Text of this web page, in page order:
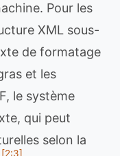
Pour les
XML sous-
de formatage
et les
le système
qui peut
selon la
[2:3]